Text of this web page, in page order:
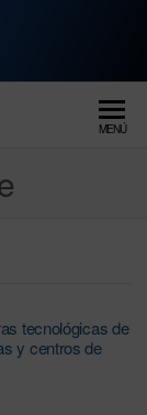
HUB
MENÚ
tecnológicas de
y centros de